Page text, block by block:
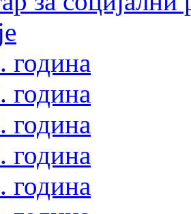
година
година
година
година
година